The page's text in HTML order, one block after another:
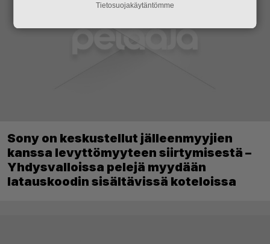
Sony on keskustellut jälleenmyyjien
kanssa levyttömyyteen siirtymisestä –
Yhdysvalloissa pelejä myydään
latauskoodin sisältävissä koteloissa
Tietosuojakäytäntömme